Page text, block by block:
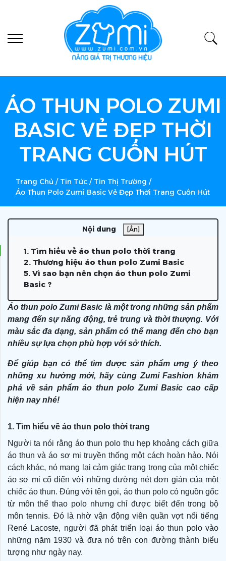
ÁO THUN POLO ZUMI
BASIC VẺ ĐẸP THỜI
TRANG CUỐN HÚT
Trang Chủ / Tin Tức / Tin Thị Trường /
Áo Thun Polo Zumi Basic Vẻ Đẹp Thời Trang Cuốn Hút
Nội dung [Ẩn]
1. Tìm hiểu về áo thun polo thời trang
2. Thương hiệu áo thun polo Zumi Basic
5. Vì sao bạn nên chọn áo thun polo Zumi
Basic ?
Áo thun polo Zumi Basic là một trong những sản phẩm
mang đến sự năng động, trẻ trung và thời thượng. Với
màu sắc đa dạng, sản phẩm có thể mang đến cho bạn
nhiều sự lựa chọn phù hợp với sở thích.
Để giúp bạn có thể tìm được sản phẩm ưng ý theo
những xu hướng mới, hãy cùng Zumi Fashion khám
phá về sản phẩm áo thun polo Zumi Basic cao cấp
hiện nay nhé!
1. Tìm hiểu về áo thun polo thời trang
Người ta nói rằng áo thun polo thu hẹp khoảng cách giữa
áo thun và áo sơ mi truyền thống một cách hoàn hảo. Nói
cách khác, nó mang lại cảm giác trang trọng của một chiếc
áo sơ mi cổ điển với những đường nét đơn giản của một
chiếc áo thun. Đúng với tên gọi, áo thun polo có nguồn gốc
từ môn thể thao polo nhưng chỉ được biết đến trong bộ
môn tennis. Đó là nhờ vận động viên quần vợt nổi tiếng
René Lacoste, người đã phát triển loại áo thun polo vào
những năm 1930 và đưa nó trên con đường thành biểu
tượng như ngày nay.